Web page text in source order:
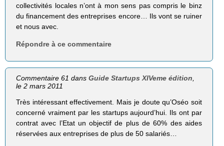
collectivités locales n’ont à mon sens pas compris le binz
du financement des entreprises encore… Ils vont se ruiner
et nous avec.
Répondre à ce commentaire
Commentaire 61 dansGuide Startups XIVeme édition
le 2 mars 2011
Très intéressant effectivement. Mais je doute qu’Oséo soit
concerné vraiment par les startups aujourd’hui. Ils ont par
contrat avec l’Etat un objectif de plus de 60% des aides
réservées aux entreprises de plus de 50 salariés…